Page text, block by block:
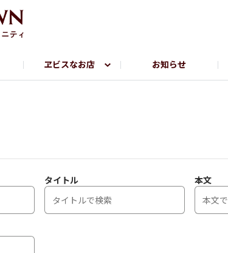
ヱビスなお店 お知らせ
タイトル 本文